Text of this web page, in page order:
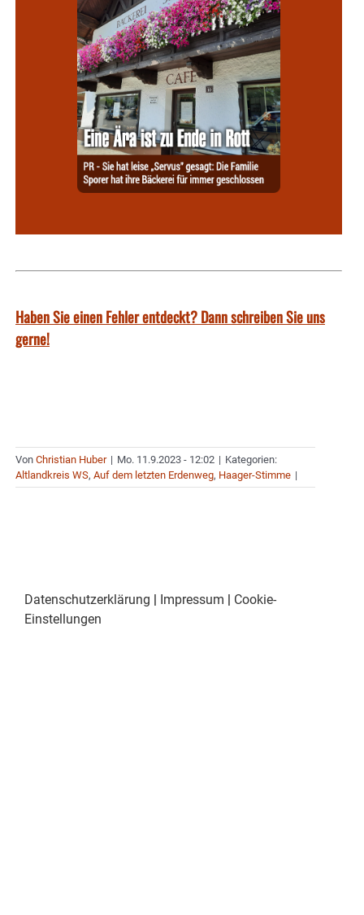
Haben Sie einen Fehler entdeckt? Dann schreiben Sie uns
gerne!
Von Christian Huber | Mo. 11.9.2023 - 12:02 | Kategorien:
Altlandkreis WS, Auf dem letzten Erdenweg, Haager-Stimme |
Datenschutzerklärung Impressum
Cookie-
Einstellungen